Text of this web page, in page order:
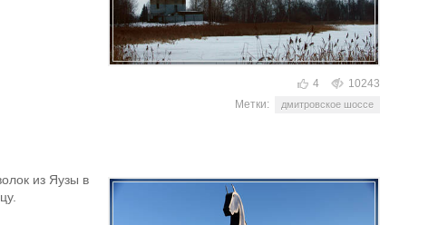
4
10243
Метки:
дмитровское шоссе
из Яузы в